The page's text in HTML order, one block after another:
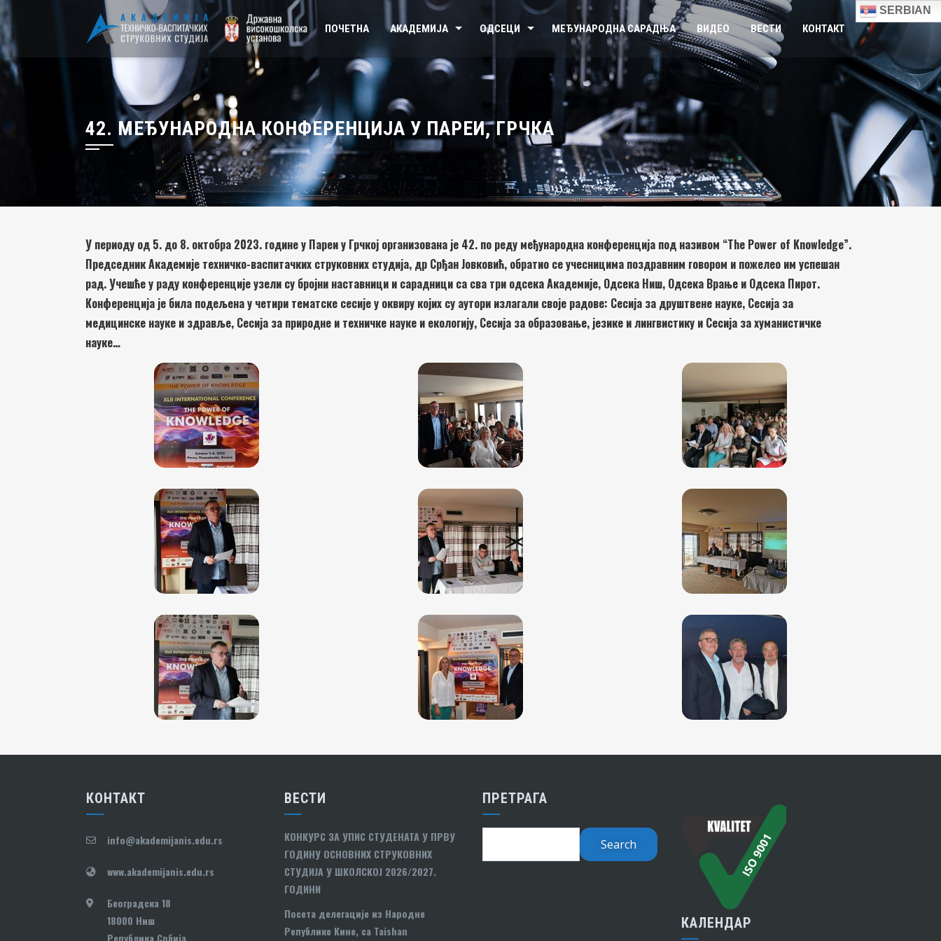
ПОЧЕТНА АКАДЕМИЈА ОДСЕЦИ МЕЂУНАРОДНА САРАДЊА ВИДЕО ВЕСТИ КОНТАКТ
SERBIAN
42. МЕЂУНАРОДНА КОНФЕРЕНЦИЈА У ПАРЕИ, ГРЧКА
У периоду од 5. до 8. октобра 2023. године у Пареи у Грчкој организована је 42. по реду међународна конференција под називом “The Power of Knowledge”.
Председник Академије техничко-васпитачких струковних студија, др Срђан Јовковић, обратио се учесницима поздравним говором и пожелео им успешан
рад. Учешће у раду конференције узели су бројни наставници и сарадници са сва три одсека Академије, Одсека Ниш, Одсека Врање и Одсека Пирот.
Конференција је била подељена у четири тематске сесије у оквиру којих су аутори излагали своје радове: Сесија за друштвене науке, Сесија за
медицинске науке и здравље, Сесија за природне и техничке науке и екологију, Сесија за образовање, језике и лингвистику и Сесија за хуманистичке
науке…
КОНТАКТ
info@akademijanis.edu.rs
www.akademijanis.edu.rs
Београдска 18
18000 Ниш
Република Србија
ВЕСТИ
КОНКУРС ЗА УПИС СТУДЕНАТА У ПРВУ
ГОДИНУ ОСНОВНИХ СТРУКОВНИХ
СТУДИЈА У ШКОЛСКОЈ 2026/2027.
ГОДИНИ
Посета делегације из Народне
Републике Кине, са Taishan
ПРЕТРАГА
КАЛЕНДАР